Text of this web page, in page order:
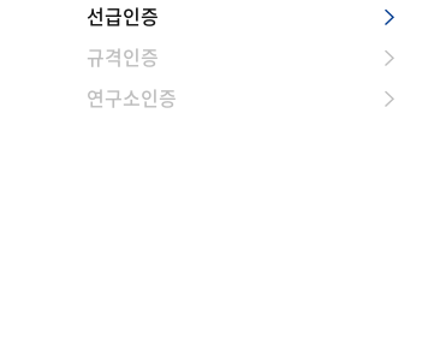
선급인증
규격인증
연구소인증